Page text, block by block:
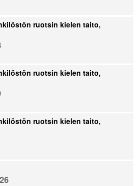
ruotsin kielen taito,
ruotsin kielen taito,
ruotsin kielen taito,